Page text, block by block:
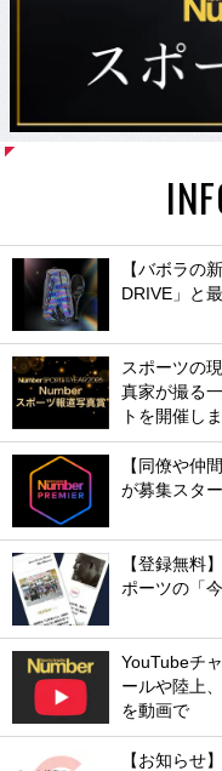
【バボラの
DRIVE」と
スポーツの
真家が撮る
トを開催し
【同僚や仲
が募集スター
【登録無料
ポーツの「
YouTubeチ
ールや陸上
を動画で
【お知らせ